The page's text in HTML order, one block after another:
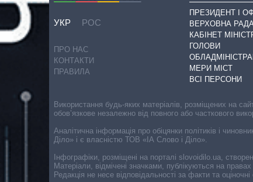
УКР РОС
ПРО НАС
КОНТАКТИ
ПРАВИЛА
ПРЕЗИДЕНТ І
ВЕРХОВНА РАДА
КАБІНЕТ
ГОЛОВИ
МЕРИ МІСТ
ВСІ ПЕРСОНИ
Використання будь-яких матеріалів, розміщених на
обов’язкове незалежно від повного або часткового
Аналітична інформація про обіцянки політиків і
Діло» і є власністю ТОВ «ІА Слово і Діло».
Інфографіки, розміщені на порталі slovoidilo.ua,
Матеріали, відмічені значками, публікуються на
Редакція не несе відповідальності за факти та